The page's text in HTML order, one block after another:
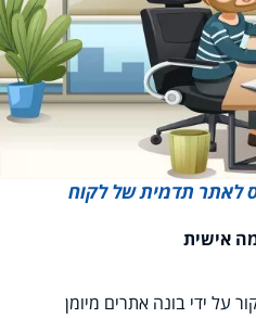
לאתר תדמית של לקוח
אישית
על ידי בונה אתרים מיומן